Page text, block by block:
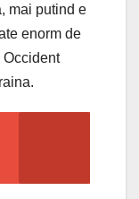
mai putind e
enorm de